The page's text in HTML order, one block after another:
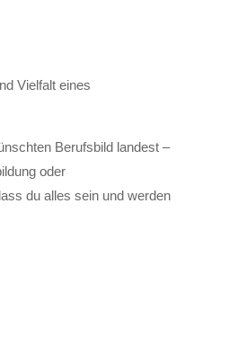
Vielfalt eines
Berufsbild landest –
oder
du alles sein und werden